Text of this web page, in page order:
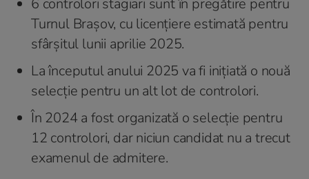
Turnul Brașov, cu licențiere estimată pentru
sfârșitul lunii aprilie 2025.
La începutul anului 2025 va fi inițiată o nouă
selecție pentru un alt lot de controlori.
În 2024 a fost organizată o selecție pentru
12 controlori, dar niciun candidat nu a trecut
examenul de admitere.